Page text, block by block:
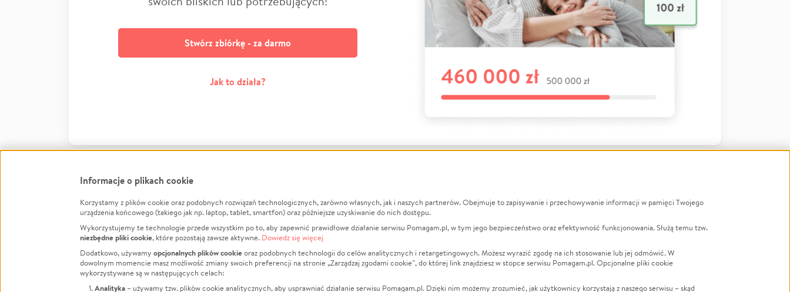
Stwórz zbiórkę - za darmo
Jak to działa?
FacebookTwitter Instagram
LinkedInTikTok Youtube
Informacje
Jak to działa?
Regulamin
Polityka Prywatności
O nas
Opinie
Raporty
Za darmo
Zbieraj na
Leczenie
Zwierzęta
Pożar
LGBTQ+
Powódź
Wichura
Informacje o plikach cookie
Korzystamy z plików cookie oraz podobnych rozwiązań technologicznych, zarówno własnych, jak i naszych partnerów. Obejmuje to zapisywanie i przechowywanie informacji w pamięci Twojego
urządzenia końcowego (takiego jak np. laptop, tablet, smartfon) oraz późniejsze uzyskiwanie do nich dostępu.
Wykorzystujemy te technologie przede wszystkim po to, aby zapewnić prawidłowe działanie serwisu Pomagam.pl, w tym jego bezpieczeństwo oraz efektywność funkcjonowania. Służą temu tzw.
niezbędne pliki cookie, które pozostają zawsze aktywne. Dowiedz się więcej
Dodatkowo, używamy opcjonalnych plików cookieoraz podobnych technologii do celów analitycznych i retargetingowych. Możesz wyrazić zgodę na ich stosowanie lub jej odmówić. W
dowolnym momencie masz możliwość zmiany swoich preferencji na stronie „Zarządzaj zgodami cookie”, do której link znajdziesz w stopce serwisu Pomagam.pl. Opcjonalne pliki cookie
wykorzystywane są w następujących celach:
Analityka – używamy tzw. plików cookie analitycznych, aby usprawniać działanie serwisu Pomagam.pl. Dzięki nim możemy zrozumieć, jak użytkownicy korzystają z naszego serwisu – skąd